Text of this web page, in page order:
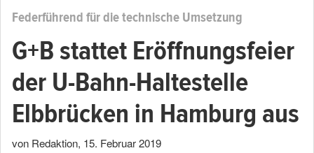
Federführend für die technische Umsetzung
G+B stattet Eröffnungsfeier
der U-Bahn-Haltestelle
Elbbrücken in Hamburg aus
von Redaktion, 15. Februar 2019